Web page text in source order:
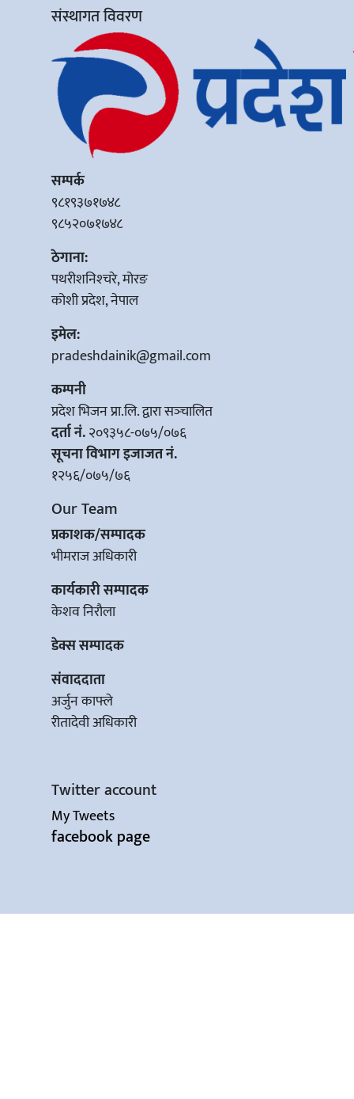
संस्थागत विवरण
सम्पर्क
९८१९३७१७४८
९८५२०७१७४८
ठेगाना:
पथरीशनिश्‍चरे, मोरङ
कोशी प्रदेश, नेपाल
इमेल:
pradeshdainik@gmail.com
कम्पनी
प्रदेश भिजन प्रा.लि. द्वारा सञ्‍चालित
दर्ता नं.२०९३५८-०७५/०७६
सूचना विभाग इजाजत नं.
१२५६/०७५/७६
Our Team
प्रकाशक/सम्पादक
भीमराज अधिकारी
कार्यकारी सम्पादक
केशव निरौला
डेक्स सम्पादक
संवाददाता
अर्जुन काफ्ले
रीतादेवी अधिकारी
Twitter account
My Tweets
facebook page